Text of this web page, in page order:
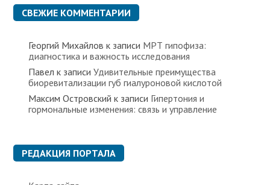
к
и СВЕЖИЕ КОММЕНТАРИИ
Георгий Михайлов к записи МРТ гипофиза:
диагностика и важность исследования
Павел к записиУдивительные преимущества
биоревитализации губ гиалуроновой кислотой
Максим Островский к записи Гипертония и
гормональные изменения: связь и управление
РЕДАКЦИЯ ПОРТАЛА